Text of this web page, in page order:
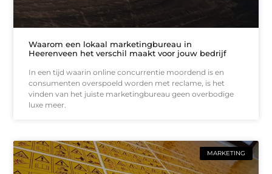
Waarom een lokaal marketingbureau in
Heerenveen het verschil maakt voor jouw bedrijf
In een tijd waarin online concurrentie moordend is en
consumenten overspoeld worden met reclame, is het
vinden van het juiste marketingbureau geen overbodige
luxe meer.
MARKETING